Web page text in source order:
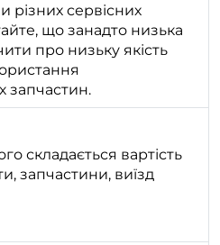
різних сервісних
що занадто низька
про низьку якість
запчастин.
складається вартість
запчастини, виїзд